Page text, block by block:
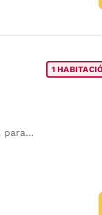
persona
1